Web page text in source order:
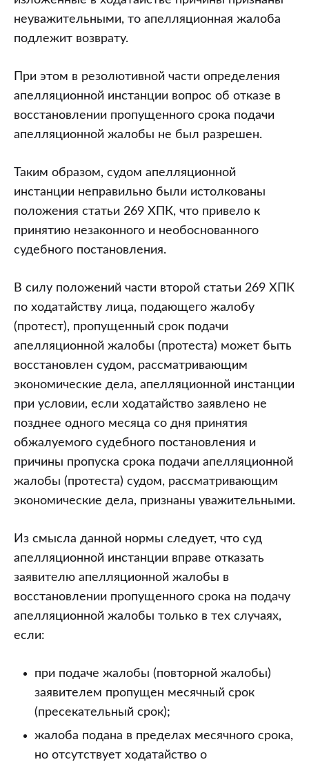
неуважительными, то апелляционная жалоба
подлежит возврату.
При этом в резолютивной части определения
апелляционной инстанции вопрос об отказе в
восстановлении пропущенного срока подачи
апелляционной жалобы не был разрешен.
Таким образом, судом апелляционной
инстанции неправильно были истолкованы
положения статьи 269 ХПК, что привело к
принятию незаконного и необоснованного
судебного постановления.
В силу положений части второй статьи 269 ХПК
по ходатайству лица, подающего жалобу
(протест), пропущенный срок подачи
апелляционной жалобы (протеста) может быть
восстановлен судом, рассматривающим
экономические дела, апелляционной инстанции
при условии, если ходатайство заявлено не
позднее одного месяца со дня принятия
обжалуемого судебного постановления и
причины пропуска срока подачи апелляционной
жалобы (протеста) судом, рассматривающим
экономические дела, признаны уважительными.
Из смысла данной нормы следует, что суд
апелляционной инстанции вправе отказать
заявителю апелляционной жалобы в
восстановлении пропущенного срока на подачу
апелляционной жалобы только в тех случаях,
если:
при подаче жалобы (повторной жалобы)
заявителем пропущен месячный срок
(пресекательный срок);
жалоба подана в пределах месячного срока,
но отсутствует ходатайство о